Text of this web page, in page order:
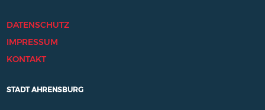
DATENSCHUTZ
IMPRESSUM
KONTAKT
STADT AHRENSBURG